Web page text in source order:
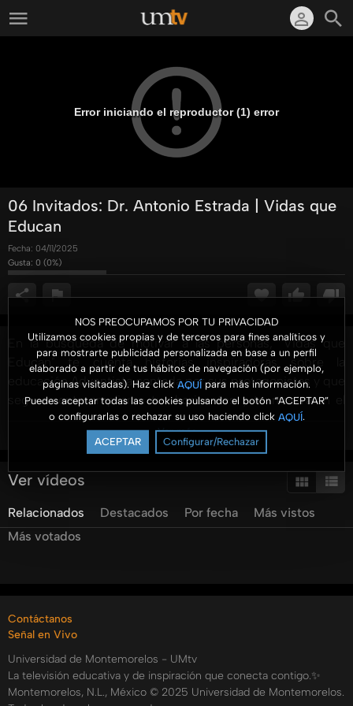
NOS PREOCUPAMOS POR TU PRIVACIDAD
Utilizamos cookies propias y de terceros para fines analíticos y
para mostrarte publicidad personalizada en base a un perfil
elaborado a partir de tus hábitos de navegación (por ejemplo,
páginas visitadas). Haz click AQUÍ para más información.
Puedes aceptar todas las cookies pulsando el botón “ACEPTAR”
o configurarlas o rechazar su uso haciendo click AQUÍ.
ACEPTAR Configurar/Rechazar
Error iniciando el reproductor (1) error
06 Invitados: Dr. Antonio Estrada | Vidas que
Educan
Fecha: 04/11/2025
Gusta: 0 (0%)
En la búsqueda de motivar a las personas, "Vidas que
Educan" te cuenta historias inspiradoras sobre la
educación Adventista contada por sus protagonistas y que
seguramente ampliaran tus horizontes y te mostraran el
gran plan de Dios para cada uno de sus hijos.
Conduce el Dr. Ismael Castillo Osuna, rector de la
Universidad de Montemorelos.
http://www.facebook.com/vidasqueeducan
Categorías:
de montemorelos
Ver más
Ver vídeos
Relacionados Destacados Por fecha
Más vistos
Más votados
Contáctanos
Señal en Vivo
Universidad de Montemorelos - UMtv
La televisión educativa y de inspiración que conecta contigo.✨
Montemorelos, N.L., México © 2025 Universidad de Montemorelos.